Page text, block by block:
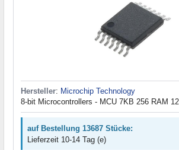
Hersteller: Microchip Technology
8-bit Microcontrollers - MCU 7KB 256 RAM
auf Bestellung 13687 Stücke:
Lieferzeit 10-14 Tag (e)